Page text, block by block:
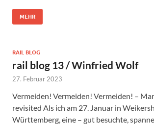
MEHR
RAIL BLOG
rail blog 13 / Winfried Wolf
27. Februar 2023
Vermeiden! Vermeiden! Vermeiden! –
revisited Als ich am 27. Januar in
Württemberg, eine – gut besuchte,